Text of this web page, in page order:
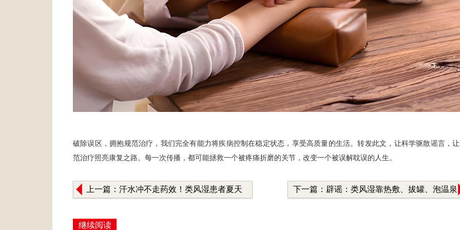
破除误区，拥抱规范治疗，我们完全有能力将疾病控制在稳定状态，享受高质量的生活。转发此文，让科学驱散谣言，
范治疗照亮康复之路。每一次传播，都可能拯救一个被疼痛折磨的关节，改变一个被误解耽误的人生。
上一篇：汗水冲不走药效！类风湿患者夏天
下一篇：辟谣：类风湿靠热敷、拔罐、泡温泉
继续阅读